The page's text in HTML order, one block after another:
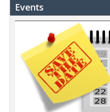
Events